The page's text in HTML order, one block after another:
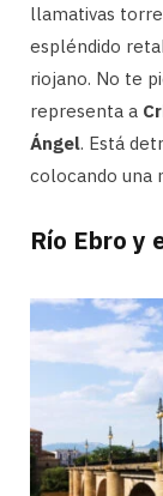
llamativas
espléndido
riojano. No te
representa a
Ángel. Está
colocando una
Río Ebro y